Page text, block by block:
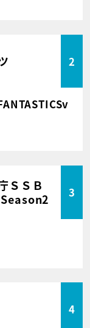
2
ＳＳＢ
3
4